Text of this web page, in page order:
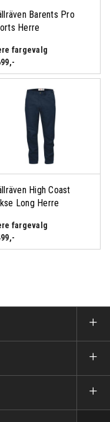
Barents Pro
Herre
fargevalg
,-
High Coast
Long Herre
fargevalg
,-